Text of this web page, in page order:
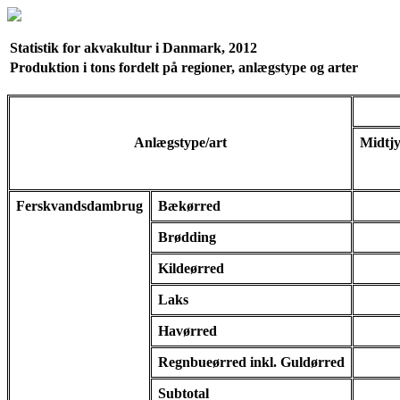
Statistik for akvakultur i Danmark, 2012
Produktion i tons fordelt på regioner, anlægstype og arter
Anlægstype/art
Ferskvandsdambrug Bækørred
Brødding
Kildeørred
Laks
Havørred
Regnbueørred inkl. Guldørred
Subtotal